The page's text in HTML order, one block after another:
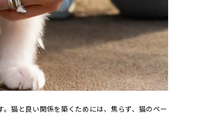
猫と良い関係を築くためには、焦らず、猫のペー